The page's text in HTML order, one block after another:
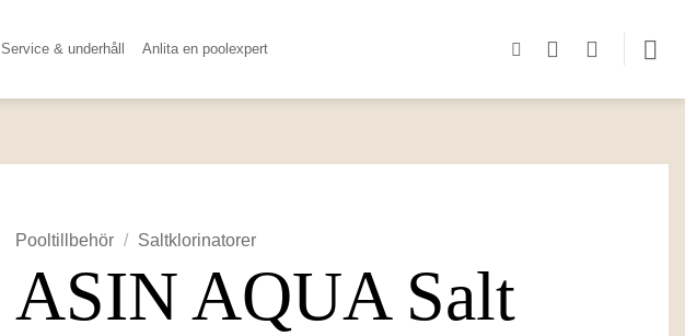
Service & underhåll Anlita en poolexpert
Pooltillbehör / Saltklorinatorer
ASIN AQUA Salt